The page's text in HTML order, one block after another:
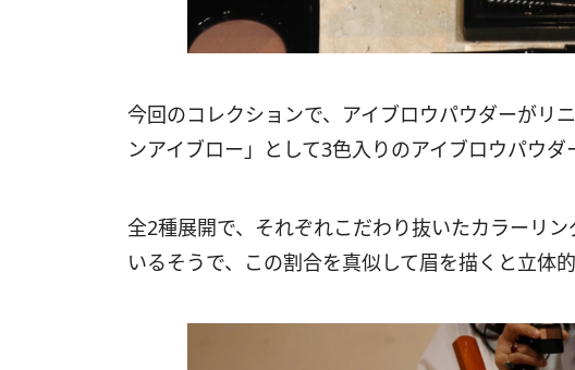
今回のコレクションで、アイブロウパウダーがリ
ンアイブロー」として3色入りのアイブロウパウダ
全2種展開で、それぞれこだわり抜いたカラーリ
いるそうで、この割合を真似して眉を描くと立体